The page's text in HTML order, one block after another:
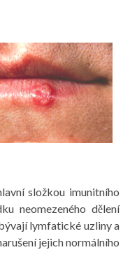
složkou imunitního
neomezeného dělení
lymfatické uzliny a
jejich normálního